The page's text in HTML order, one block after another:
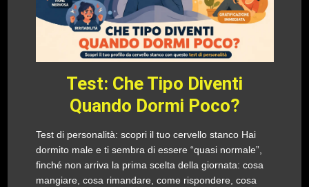
Test: Che Tipo Diventi
Quando Dormi Poco?
Test di personalità: scopri il tuo cervello stanco Hai
dormito male e ti sembra di essere “quasi normale”,
finché non arriva la prima scelta della giornata: cosa
mangiare, cosa rimandare, come rispondere, cosa